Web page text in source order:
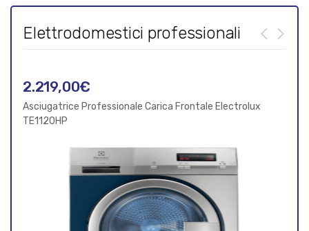
Elettrodomestici professionali
2.219,00€
Asciugatrice Professionale Carica Frontale Electrolux
TE1120HP